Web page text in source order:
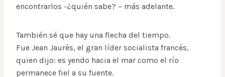
encontrarlos -¿quién sabe? – más adelante.
También sé que hay una flecha del tiempo.
Fue Jean Jaurès, el gran líder socialista francés,
quien dijo: es yendo hacia el mar como el río
permanece fiel a su fuente.